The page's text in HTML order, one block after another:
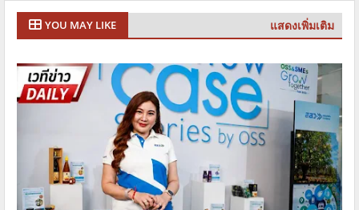
YOU MAY LIKE แสดงเพิ่มเติม